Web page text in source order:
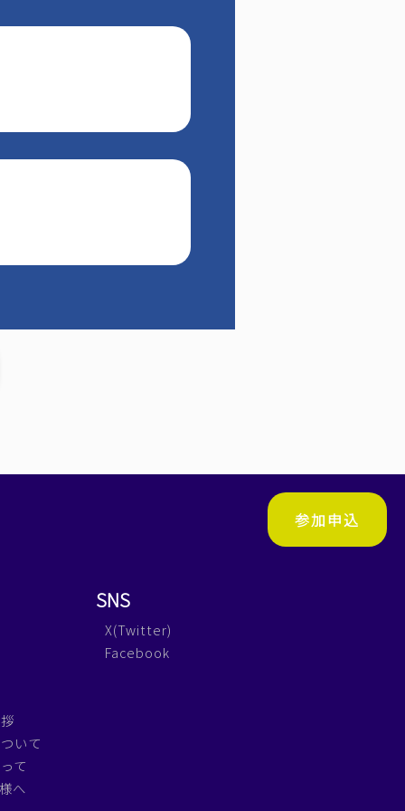
いて
て
へ
SNS
X(Twitter)
Facebook
参加申込